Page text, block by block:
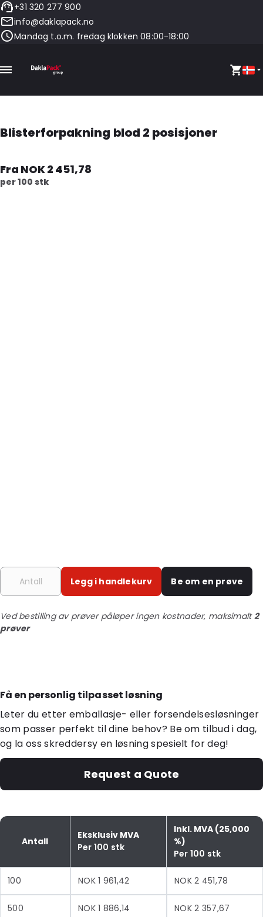
+31 320 277 900
info@daklapack.no
Mandag t.o.m. fredag klokken 08:00-18:00
Blisterforpakning blod 2 posisjoner
Fra NOK 2 451,78
per 100 stk
Legg i handlekurv Be om en prøve
Ved bestilling av prøver påløper ingen kostnader, maksimalt2
prøver
Få en personlig tilpasset løsning
Leter du etter emballasje- eller forsendelsesløsninger
som passer perfekt til dine behov? Be om tilbud i dag,
og la oss skreddersy en løsning spesielt for deg!
Request a Quote
Antall
Eksklusiv MVA
Per 100 stk
Inkl. MVA (25,000
%)
Per 100 stk
100 NOK 1 961,42 NOK 2 451,78
500 NOK 1 886,14 NOK 2 357,67